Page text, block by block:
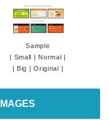
Sample
| Small | Normal |
| Big |Original |